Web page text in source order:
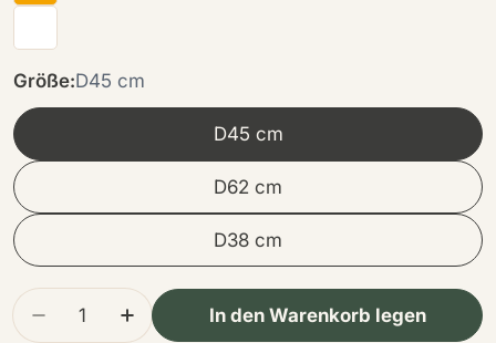
Größe:D45 cm
D45 cm
D62 cm
D38 cm
Menge
Menge für Lammfellkissen | Tibet | D38 cm |
Menge für Lammfellkissen | Tibet |
In den Warenkorb legen